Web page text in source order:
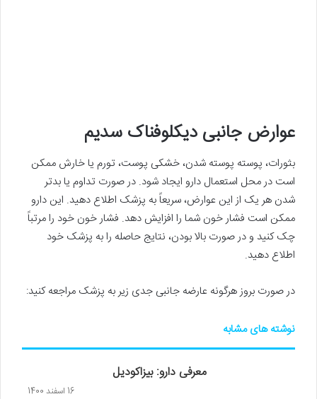
عوارض جانبی دیکلوفناک سدیم
بثورات، پوسته پوسته شدن، خشکی پوست، تورم یا خارش ممکن
است در محل استعمال دارو ایجاد شود. در صورت تداوم یا بدتر
شدن هر یک از این عوارض، سریعاً به پزشک اطلاع دهید. این دارو
ممکن است فشار خون شما را افزایش دهد. فشار خون خود را مرتباً
چک کنید و در صورت بالا بودن، نتایج حاصله را به پزشک خود
اطلاع دهید.
در صورت بروز هرگونه عارضه‌ جانبی جدی زیر به پزشک مراجعه کنید:
نوشته های مشابه
معرفی دارو: بیزاکودیل
16 اسفند 1400